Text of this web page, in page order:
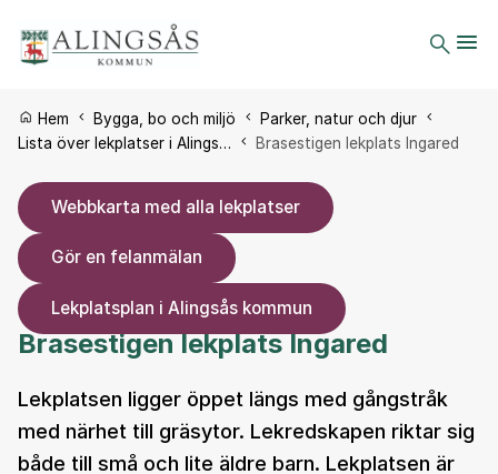
Du är här:
Hem Bygga, bo och miljö
Parker, natur och djur
Lista över lekplatser i Alings…
Brasestigen lekplats Ingared
Webbkarta med alla lekplatser
Gör en felanmälan
Lekplatsplan i Alingsås kommun
Brasestigen lekplats Ingared
Lekplatsen ligger öppet längs med gångstråk
med närhet till gräsytor. Lekredskapen riktar sig
både till små och lite äldre barn. Lekplatsen är